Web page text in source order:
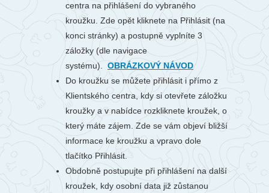
centra na přihlášení do vybraného
kroužku. Zde opět kliknete na Přihlásit (na
konci stránky) a postupně vyplníte 3
záložky (dle navigace
systému). OBRÁZKOVÝ NÁVOD
Do kroužku se můžete přihlásit i přímo z
Klientského centra, kdy si otevřete záložku
kroužky a v nabídce rozkliknete kroužek, o
který máte zájem. Zde se vám objeví bližší
informace ke kroužku a vpravo dole
tlačítko Přihlásit.
Obdobně postupujte při přihlášení na další
kroužek, kdy osobní data již zůstanou